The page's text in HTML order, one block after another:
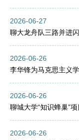
2026-06-27
聊大龙舟队三路并进
2026-06-26
李华锋为马克思主义
2026-06-26
聊城大学“知识蜂巢”
2026-06-26